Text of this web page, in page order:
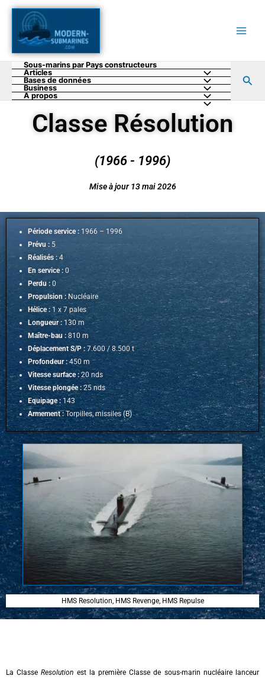
Aller
contenu
Sous-marins par Pays constructeurs
Articles
Bases de données
Business
A propos
Classe Résolution
(1966 - 1996)
Mise à jour 13 mai 2026
Période service : 1966 – 1996
Prévu : 5
Réalisés : 4
En service : 0
Perdu : 0
Propulsion : Nucléaire
Hélice : 1 x 7 pales
Longueur :130 m
Maître-bau :810 m
Déplacement S/P : 7.600 / 8.500 t
Profondeur :450 m
Vitesse surface :20 nds
Vitesse plongée :25 nds
Equipage : 143
Armement :Torpilles, missiles (B)
HMS Resolution, HMS Revenge, HMS Repulse
La ClasseResolution est la première Classe de sous-marin nucléaire lanceur